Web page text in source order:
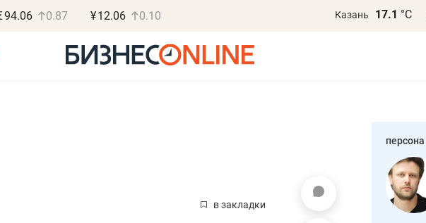
94.06 0.87 ¥12.06 0.10 Казань 17.1 °С
в закладки
персона